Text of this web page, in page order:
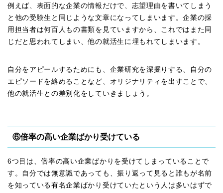
例えば、表面的な企業の情報だけで、志望理由を書いてしまう
と他の受験生と同じような文章になってしまいます。企業の採
用担当者は何百人もの書類を見ていますから、これではまた同
じだと思われてしまい、他の就活生に埋もれてしまいます。
自分をアピールするためにも、企業研究を深掘りする、自分の
エピソードを絡めることなど、オリジナリティを出すことで、
他の就活生との差別化をしていきましょう。
⑥倍率の高い企業ばかり受けている
6つ目は、倍率の高い企業ばかりを受けてしまっていることで
す。自分では無意識であっても、振り返って見ると誰もが名前
を知っている有名企業ばかり受けていたという人は多いはずで